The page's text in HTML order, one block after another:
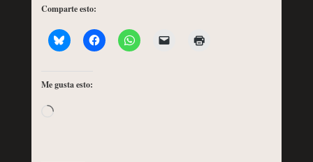
Comparte esto:
Me gusta esto:
Cargando...